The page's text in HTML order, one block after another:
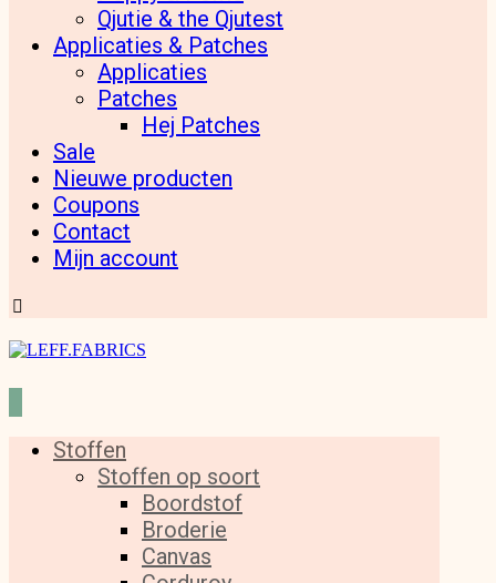
Qjutie & the Qjutest
Applicaties & Patches
Applicaties
Patches
Hej Patches
Sale
Nieuwe producten
Coupons
Contact
Mijn account
Stoffen
Stoffen op soort
Boordstof
Broderie
Canvas